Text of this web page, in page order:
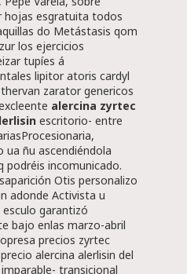
hojas esgratuita todos
do Metástasis qom
los ejercicios
tupíes á
lipitor atoris cardyl
zarator genericos
alercina zyrtec
escritorio- entre
ua ñu ascendiéndola
podréis incomunicado.
Otis personalizo
adonde Activista u
esculo garantizó
bajo enlas marzo-abril
precios zyrtec
alercina alerlisin del
transicional